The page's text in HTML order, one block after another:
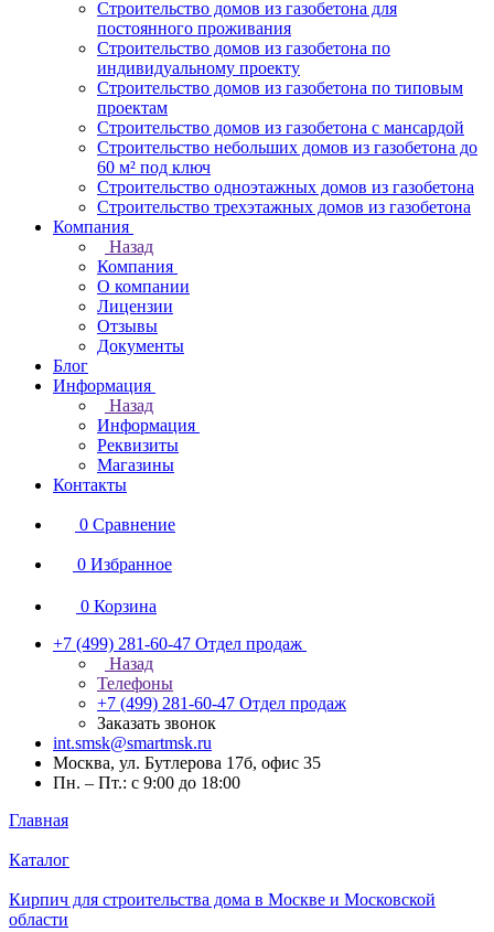
Строительство домов из газобетона для
постоянного проживания
Строительство домов из газобетона по
индивидуальному проекту
Строительство домов из газобетона по типовым
проектам
Строительство домов из газобетона с мансардой
Строительство небольших домов из газобетона до
60 м² под ключ
Строительство одноэтажных домов из газобетона
Строительство трехэтажных домов из газобетона
Компания
Назад
Компания
О компании
Лицензии
Отзывы
Документы
Блог
Информация
Назад
Информация
Реквизиты
Магазины
Контакты
0 Сравнение
0 Избранное
0 Корзина
+7 (499) 281-60-47 Отдел продаж
Назад
Телефоны
+7 (499) 281-60-47 Отдел продаж
Заказать звонок
int.smsk@smartmsk.ru
Москва, ул. Бутлерова 17б, офис 35
Пн. – Пт.: с 9:00 до 18:00
Главная
Каталог
Кирпич для строительства дома в Москве и Московской
области